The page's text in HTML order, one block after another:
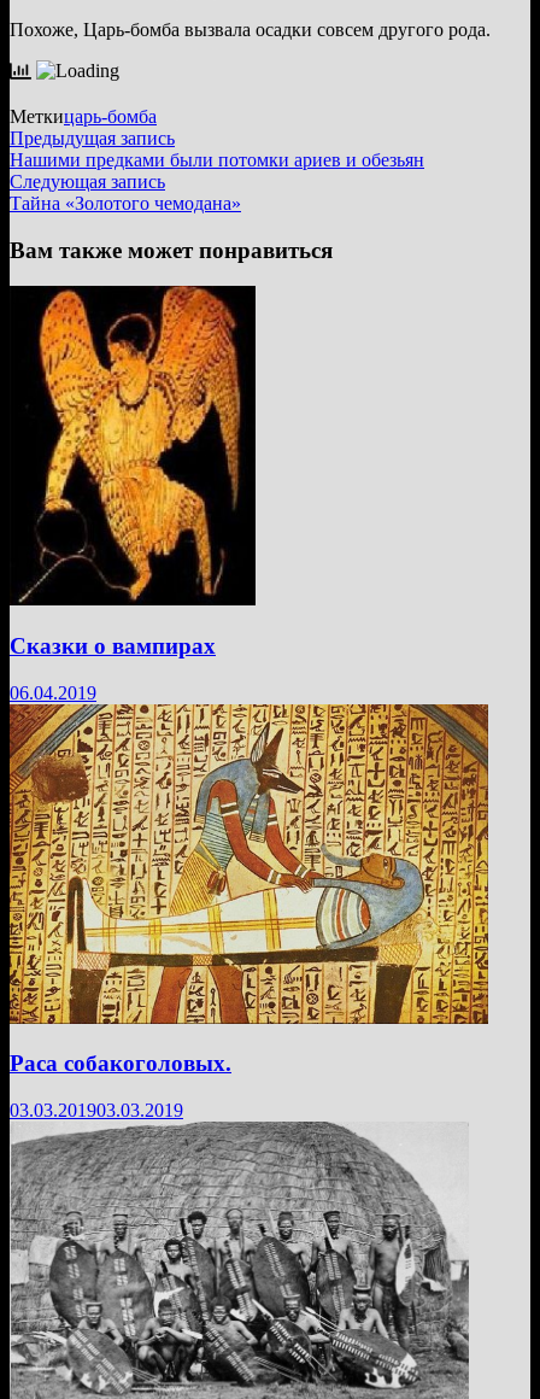
Похоже, Царь-бомба вызвала осадки совсем другого рода.
Меткицарь-бомба
Навигация
по
записям
Предыдущая записьПредыдущая
запись:
Нашими предками были потомки ариев и обезьян
Следующая записьСледующая
запись:
Тайна «Золотого чемодана»
Вам также может понравиться
Сказки о вампирах
06.04.2019
Раса собакоголовых.
03.03.201903.03.2019